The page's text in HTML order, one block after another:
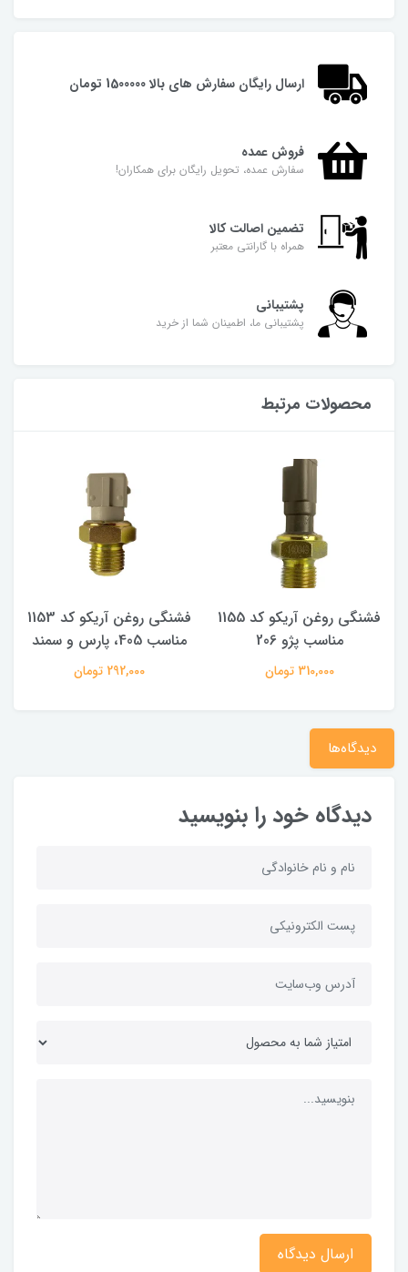
ارسال رایگان سفارش های بالا 1500000 تومان
فروش عمده
سفارش عمده، تحویل رایگان برای همکاران!
تضمین اصالت کالا
همراه با گارانتی معتبر
پشتیبانی
پشتیبانی ما، اطمینان شما از خرید
محصولات مرتبط
فشنگی روغن آریکو کد 1155
مناسب پژو 206
310,000 تومان
فشنگی روغن آریکو کد 1153
مناسب 405، پارس و سمند
292,000 تومان
دیدگاه‌ها
دیدگاه خود را بنویسید
ارسال دیدگاه